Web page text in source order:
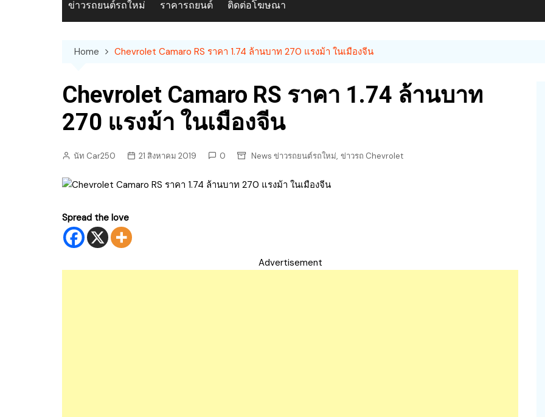
ข่าวรถยนต์รถใหม่ ราคารถยนต์ ติดต่อโฆษณา
Home Chevrolet Camaro RS ราคา 1.74 ล้านบาท 270 แรงม้า ในเมืองจีน
Chevrolet Camaro RS ราคา 1.74 ล้านบาท
270 แรงม้า ในเมืองจีน
นัท Car250 21 สิงหาคม 2019 0 News ข่าวรถยนต์รถใหม่, ข่าวรถ Chevrolet
Spread the love
Advertisement